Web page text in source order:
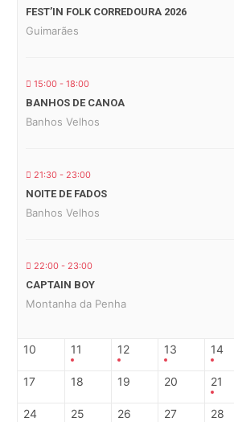
FEST’IN FOLK CORREDOURA 2026
Guimarães
15:00 - 18:00
BANHOS DE CANOA
Banhos Velhos
21:30 - 23:00
NOITE DE FADOS
Banhos Velhos
22:00 - 23:00
CAPTAIN BOY
Montanha da Penha
10 11 12 13 14
17 18 19 20 21
24 25 26 27 28